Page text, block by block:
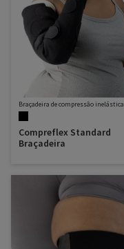
Braçadeira de compressão inelástica
Compreflex Standard
Braçadeira